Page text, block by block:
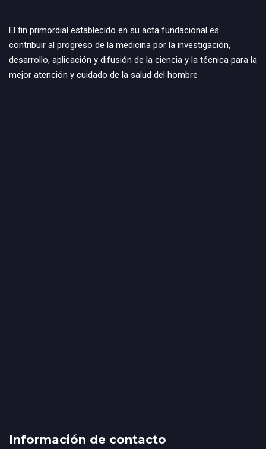
El fin primordial establecido en su acta fundacional es
contribuir al progreso de la medicina por la investigación,
desarrollo, aplicación y difusión de la ciencia y la técnica para la
mejor atención y cuidado de la salud del hombre
Información de contacto